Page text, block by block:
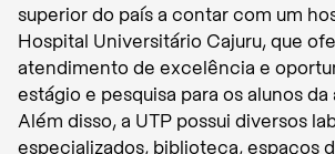
superior do país a contar com um
Hospital Universitário Cajuru, que
atendimento de excelência e
estágio e pesquisa para os alunos da
Além disso, a UTP possui diversos
especializados, biblioteca, espaços